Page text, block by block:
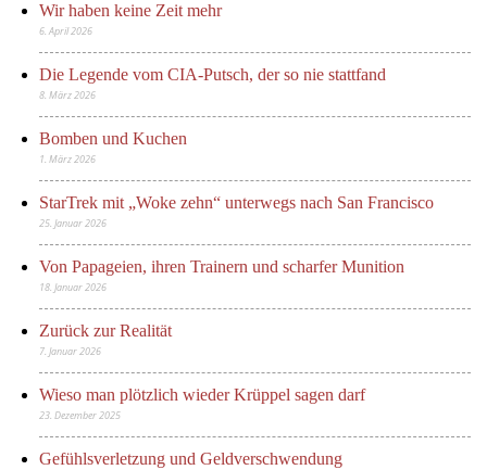
Wir haben keine Zeit mehr
6. April 2026
Die Legende vom CIA-Putsch, der so nie stattfand
8. März 2026
Bomben und Kuchen
1. März 2026
StarTrek mit „Woke zehn“ unterwegs nach San Francisco
25. Januar 2026
Von Papageien, ihren Trainern und scharfer Munition
18. Januar 2026
Zurück zur Realität
7. Januar 2026
Wieso man plötzlich wieder Krüppel sagen darf
23. Dezember 2025
Gefühlsverletzung und Geldverschwendung